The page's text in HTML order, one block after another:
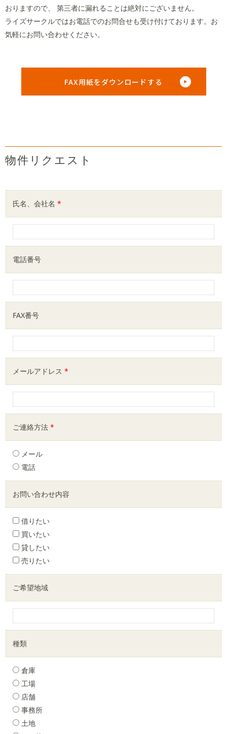
おりますので、 第三者に漏れることは絶対にございません。
ライズサークルではお電話でのお問合せも受け付けております。お
気軽にお問い合わせください。
FAX用紙をダウンロードする
物件リクエスト
氏名、会社名 *
電話番号
FAX番号
メールアドレス *
ご連絡方法 *
メール
電話
お問い合わせ内容
借りたい
買いたい
貸したい
売りたい
ご希望地域
種類
倉庫
工場
店舗
事務所
土地